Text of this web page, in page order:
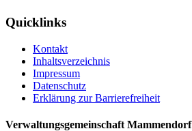
Quicklinks
Kontakt
Inhaltsverzeichnis
Impressum
Datenschutz
Erklärung zur Barrierefreiheit
Verwaltungsgemeinschaft Mammendorf